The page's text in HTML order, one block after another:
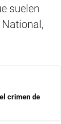
suelen
crimen de